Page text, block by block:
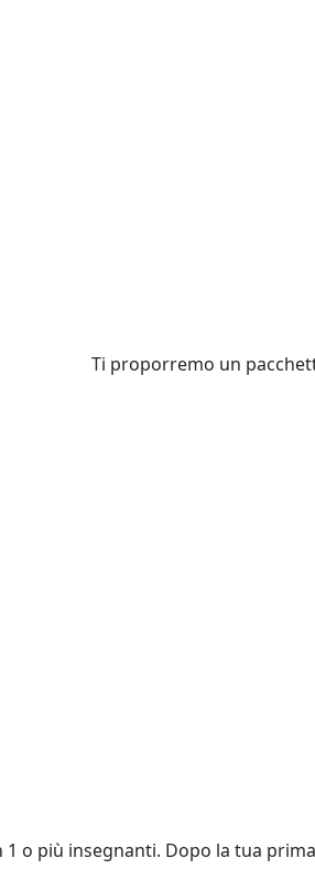
Ti proporremo un
o più insegnanti. Dopo la tua